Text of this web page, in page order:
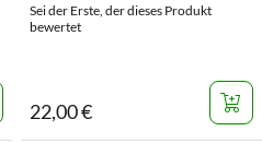
Sei der Erste, der dieses Produkt
bewertet
22,00€